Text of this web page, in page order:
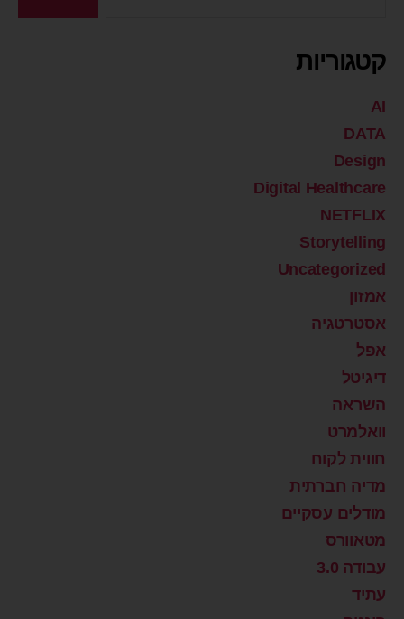
קטגוריות
AI
DATA
Design
Digital Healthcare
NETFLIX
Storytelling
Uncategorized
אמזון
אסטרטגיה
אפל
דיגיטל
השראה
וואלמרט
חווית לקוח
מדיה חברתית
מודלים עסקיים
מטאוורס
עבודה 3.0
עתיד